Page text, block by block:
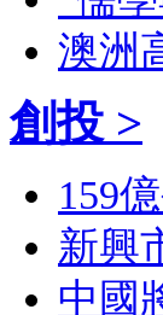
澳洲
創投 >
159
新興
中國